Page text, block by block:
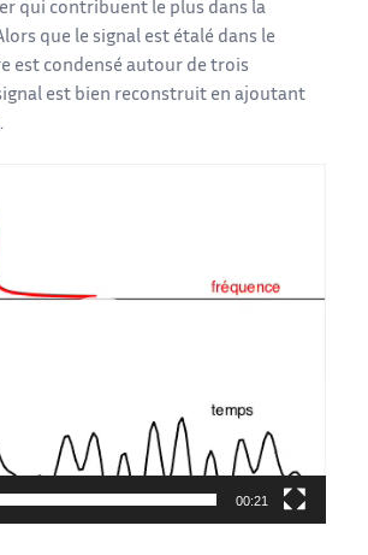
qui contribuent le plus dans la
que le signal est étalé dans le
est condensé autour de trois
est bien reconstruit en ajoutant
00:21